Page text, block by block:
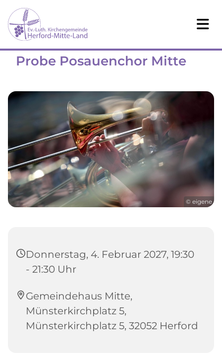
Probe Posauenchor Mitte
© eigene
Donnerstag, 4. Februar 2027, 19:30
- 21:30 Uhr
Gemeindehaus Mitte,
Münsterkirchplatz 5,
Münsterkirchplatz 5, 32052 Herford